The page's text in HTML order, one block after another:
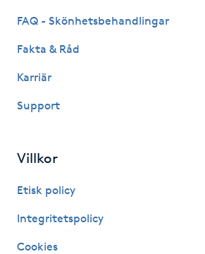
Hudföryngring
Hudvård
Hyperhidros
Hypnos
FAQ - Skönhetsbehandlingar
Fakta & Råd
Karriär
Support
Villkor
Etisk policy
Integritetspolicy
Cookies